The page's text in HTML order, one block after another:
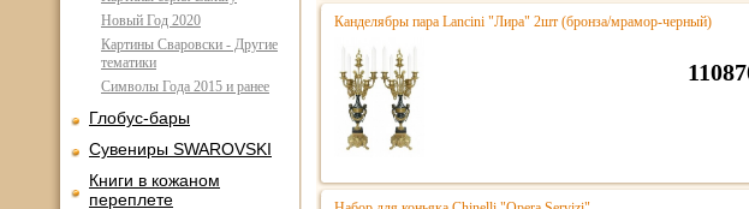
Новый Год 2020
Картины Сваровски - Другие
тематики
Символы Года 2015 и ранее
Глобус-бары
Сувениры SWAROVSKI
Книги в кожаном
переплете
Канделябры пара Lancini "Лира" 2шт (бронза/мрамор-черный)